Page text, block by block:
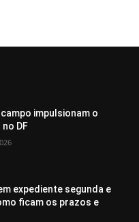
impulsionam o
DF
expediente segunda e
ficam os prazos e